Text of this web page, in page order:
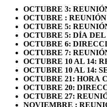
OCTUBRE 3:
OCTUBRE :
OCTUBRE 5:
OCTUBRE 5: DÍA DEL
OCTUBRE 6:
OCTUBRE 7:
OCTUBRE 10 AL 14:
OCTUBRE 10 AL 14:
OCTUBRE 21: HORA
OCTUBRE 20:
OCTUBRE 27:
NOVIEMBRE :